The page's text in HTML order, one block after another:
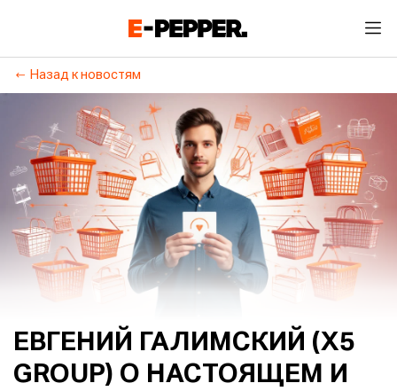
Назад к новостям
ЕВГЕНИЙ ГАЛИМСКИЙ (Х5
GROUP) О НАСТОЯЩЕМ И